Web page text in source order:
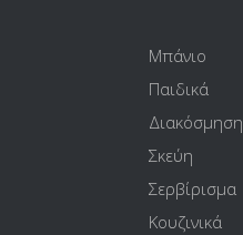
Μπάνιο
Παιδικά
Διακόσμηση
Σκεύη
Σερβίρισμα
Κουζινικά